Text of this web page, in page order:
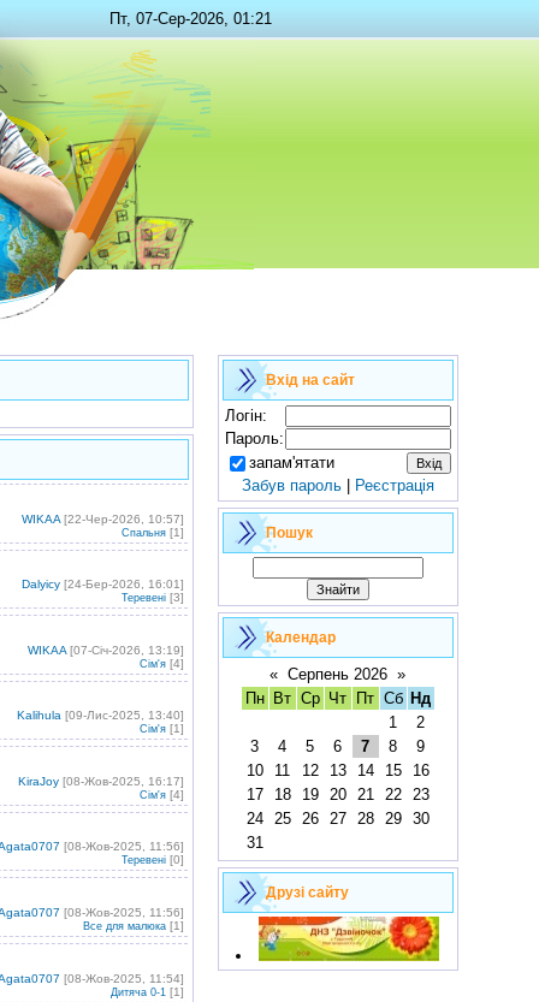
Пт, 07-Сер-2026, 01:21
WIKAA[22-Чер-2026, 10:57]
Спальня[1]
Dalyicy[24-Бер-2026, 16:01]
Теревені[3]
WIKAA[07-Січ-2026, 13:19]
Сім'я[4]
Kalihula[09-Лис-2025, 13:40]
Сім'я[1]
KiraJoy[08-Жов-2025, 16:17]
Сім'я[4]
[08-Жов-2025, 11:56]
Теревені[0]
[08-Жов-2025, 11:56]
Все для малюка[1]
[08-Жов-2025, 11:54]
Дитяча 0-1 [1]
Вхід на сайт
Логін:
Пароль:
запам'ятати
Забув пароль| Реєстрація
Пошук
Календар
« Серпень 2026 »
Пн
Вт Ср Чт Пт Сб Нд
1
2
3
4 5 6 7 8
9
10
11 12 13 14 15
16
17
18 19 20 21 22
23
24
25 26 27 28 29
30
31
Друзі сайту